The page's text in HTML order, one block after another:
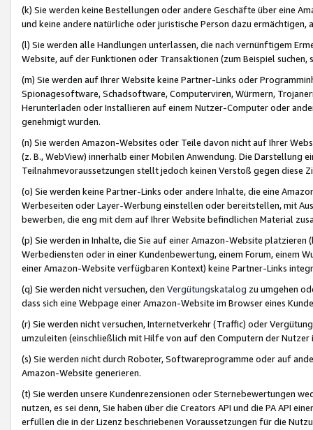
(k) Sie werden keine Bestellungen oder andere Geschäfte über eine
und keine andere natürliche oder juristische Person dazu
(l) Sie werden alle Handlungen unterlassen, die nach vernünftigem
Website, auf der Funktionen oder Transaktionen (zum Beispiel
(m) Sie werden auf Ihrer Website keine Partner-Links oder
Spionagesoftware, Schadsoftware, Computerviren, Würmern,
Herunterladen oder Installieren auf einem Nutzer-Computer oder
genehmigt wurden.
(n) Sie werden Amazon-Websites oder Teile davon nicht auf Ihrer
(z. B., WebView) innerhalb einer Mobilen Anwendung. Die Darstellung
Teilnahmevoraussetzungen stellt jedoch keinen Verstoß gegen diese
(o) Sie werden keine Partner-Links oder andere Inhalte, die eine
Werbeseiten oder Layer-Werbung einstellen oder bereitstellen, mit
bewerben, die eng mit dem auf Ihrer Website befindlichen Material
(p) Sie werden in Inhalte, die Sie auf einer Amazon-Website
Werbediensten oder in einer Kundenbewertung, einem Forum, einem
einer Amazon-Website verfügbaren Kontext) keine Partner-Links
(q) Sie werden nicht versuchen, den Vergütungskatalog zu umgehen
dass sich eine Webpage einer Amazon-Website im Browser eines
(r) Sie werden nicht versuchen, Internetverkehr (Traffic) oder
umzuleiten (einschließlich mit Hilfe von auf den Computern der
(s) Sie werden nicht durch Roboter, Softwareprogramme oder auf
Amazon-Website generieren.
(t) Sie werden unsere Kundenrezensionen oder Sternebewertungen
nutzen, es sei denn, Sie haben über die Creators API und die PA API
erfüllen die in der Lizenz beschriebenen Voraussetzungen für die